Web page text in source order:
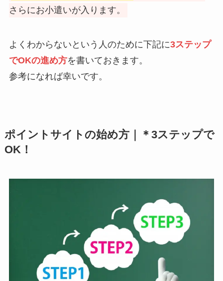
さらにお小遣いが入ります。
よくわからないという人のために下記に3ステップ
でOKの進め方を書いておきます。
参考になれば幸いです。
ポイントサイトの始め方｜
＊3ステップで
OK！